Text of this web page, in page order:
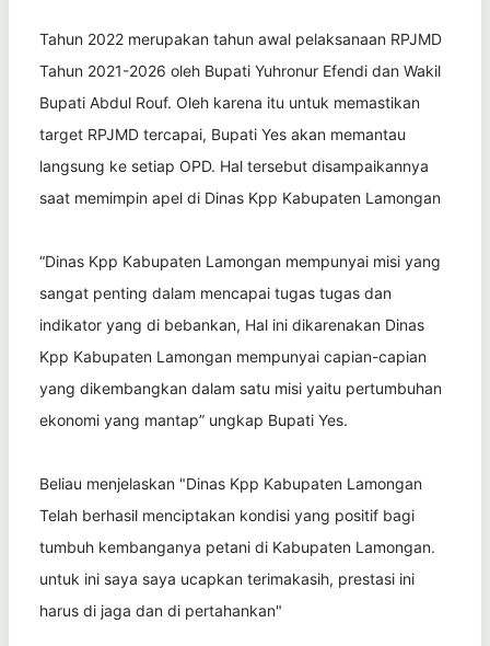
Tahun 2022 merupakan tahun awal pelaksanaan RPJMD
Tahun 2021-2026 oleh Bupati Yuhronur Efendi dan Wakil
Bupati Abdul Rouf. Oleh karena itu untuk memastikan
target RPJMD tercapai, Bupati Yes akan memantau
langsung ke setiap OPD. Hal tersebut disampaikannya
saat memimpin apel di Dinas Kpp Kabupaten Lamongan
“Dinas Kpp Kabupaten Lamongan mempunyai misi yang
sangat penting dalam mencapai tugas tugas dan
indikator yang di bebankan, Hal ini dikarenakan Dinas
Kpp Kabupaten Lamongan mempunyai capian-capian
yang dikembangkan dalam satu misi yaitu pertumbuhan
ekonomi yang mantap” ungkap Bupati Yes.
Beliau menjelaskan "Dinas Kpp Kabupaten Lamongan
Telah berhasil menciptakan kondisi yang positif bagi
tumbuh kembanganya petani di Kabupaten Lamongan.
untuk ini saya saya ucapkan terimakasih, prestasi ini
harus di jaga dan di pertahankan"